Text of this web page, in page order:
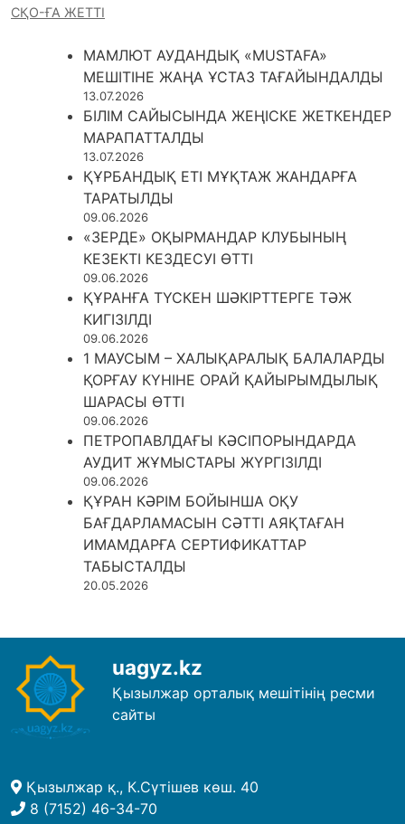
СҚО-ҒА ЖЕТТІ
МАМЛЮТ АУДАНДЫҚ «MUSTAFA»
МЕШІТІНЕ ЖАҢА ҰСТАЗ ТАҒАЙЫНДАЛДЫ
13.07.2026
БІЛІМ САЙЫСЫНДА ЖЕҢІСКЕ ЖЕТКЕНДЕР
МАРАПАТТАЛДЫ
13.07.2026
ҚҰРБАНДЫҚ ЕТІ МҰҚТАЖ ЖАНДАРҒА
ТАРАТЫЛДЫ
09.06.2026
«ЗЕРДЕ» ОҚЫРМАНДАР КЛУБЫНЫҢ
КЕЗЕКТІ КЕЗДЕСУІ ӨТТІ
09.06.2026
ҚҰРАНҒА ТҮСКЕН ШӘКІРТТЕРГЕ ТӘЖ
КИГІЗІЛДІ
09.06.2026
1 МАУСЫМ – ХАЛЫҚАРАЛЫҚ БАЛАЛАРДЫ
ҚОРҒАУ КҮНІНЕ ОРАЙ ҚАЙЫРЫМДЫЛЫҚ
ШАРАСЫ ӨТТІ
09.06.2026
ПЕТРОПАВЛДАҒЫ КӘСІПОРЫНДАРДА
АУДИТ ЖҰМЫСТАРЫ ЖҮРГІЗІЛДІ
09.06.2026
ҚҰРАН КӘРІМ БОЙЫНША ОҚУ
БАҒДАРЛАМАСЫН СӘТТІ АЯҚТАҒАН
ИМАМДАРҒА СЕРТИФИКАТТАР
ТАБЫСТАЛДЫ
20.05.2026
uagyz.kz
Қызылжар орталық мешітінің ресми
сайты
Қызылжар қ., К.Сүтішев көш. 40
8 (7152) 46-34-70